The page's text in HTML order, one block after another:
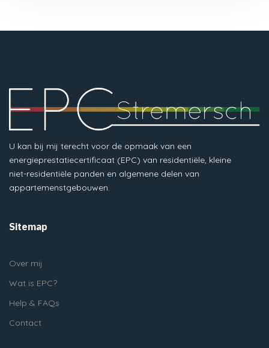
U kan bij mij terecht voor de opmaak van een
energieprestatiecertificaat (EPC) van residentiële, kleine
niet-residentiële panden en algemene delen van
appartemenstgebouwen.
Sitemap
Over mij
Wat is EPC?
Help & FAQs
Contact